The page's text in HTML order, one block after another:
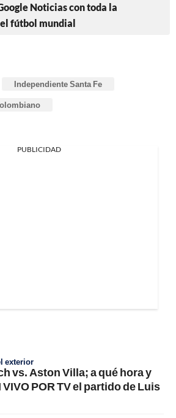
Noticias con toda la
fútbol mundial
Independiente Santa Fe
PUBLICIDAD
exterior
vs. Aston Villa; a qué hora y
POR TV el partido de Luis